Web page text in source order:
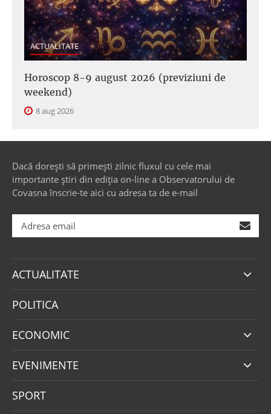
ACTUALITATE
Horoscop 8-9 august 2026 (previziuni de
weekend)
8 aug 2026
Dacă dorești să primești zilnic fluxul cu cele mai
importante știri din ediția on-line a Observatorului de
Covasna înscrie-te aici cu adresa ta de e-mail
ACTUALITATE
POLITICA
ECONOMIC
EVENIMENTE
SPORT